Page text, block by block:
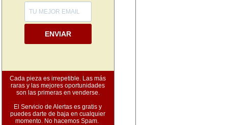
ENVIAR
Cada pieza es irrepetible. Las más
raras y las mejores oportunidades
son las primeras en venderse.
El Servicio de Alertas es gratis y
puedes darte de baja en cualquier
momento. No hacemos Spam.